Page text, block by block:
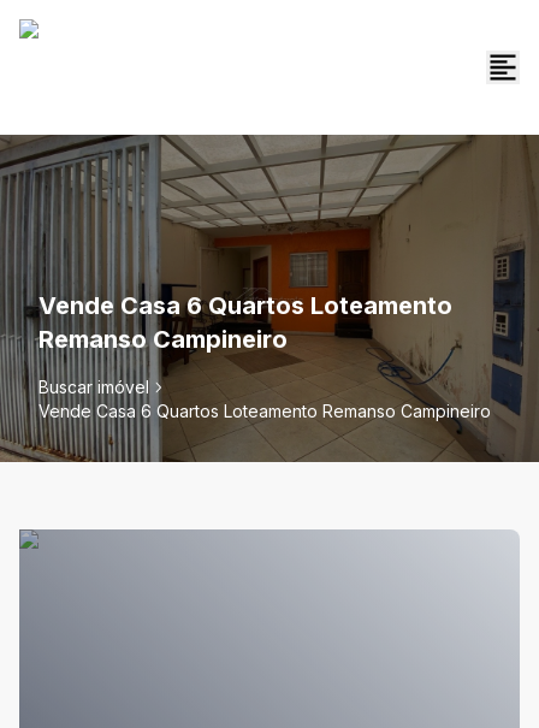
Vende Casa 6 Quartos Loteamento
Remanso Campineiro
Buscar imóvel
Vende Casa 6 Quartos Loteamento Remanso Campineiro